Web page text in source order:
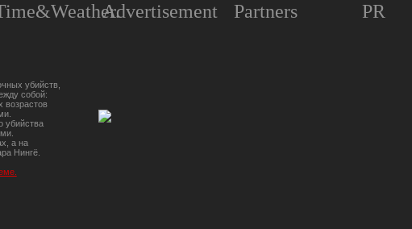
Advertisement Partners PR
убийств,
собой:
возрастов
убийства
а на
Нингё.